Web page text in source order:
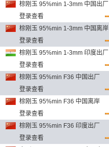
棕刚玉 95%min 1-3mm 中国出厂
登录查看
棕刚玉 95%min 1-3mm 中国离岸
登录查看
棕刚玉 95%min 1-3mm 印度出厂
登录查看
棕刚玉 95%min F36 中国出厂
登录查看
棕刚玉 95%min F36 中国离岸
登录查看
棕刚玉 95%min F36 印度出厂
登录查看